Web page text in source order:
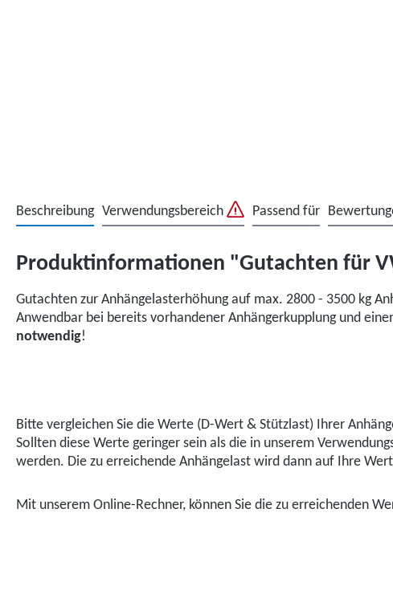
Beschreibung Verwendungsbereich Passend für
Produktinformationen "Gutachten für
Gutachten zur Anhängelasterhöhung auf max. 2800 - 3500 kg
Anwendbar bei bereits vorhandener Anhängerkupplung und
notwendig!
Bitte vergleichen Sie die Werte (D-Wert & Stützlast) Ihrer
Sollten diese Werte geringer sein als die in unserem
werden. Die zu erreichende Anhängelast wird dann auf Ihre
Mit unserem Online-Rechner, können Sie die zu erreichenden